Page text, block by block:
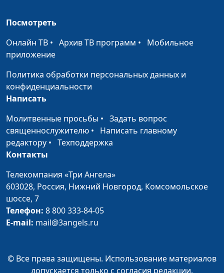
РФ
В чём заключается
общественная
значимость
«Национальной
начальствующий епископ
(пятидесятников), член
Общественной палаты РФ,
член Совета по
объединениями при
Президенте РФ
Какова роль
государства и
укреплении семейных
евангельской
Посмотреть
Онлайн ТВ • Архив ТВ программ • Мобильное
приложение
Политика обработки персональных данных и
конфиденциальности
Написать
Молитвенные просьбы • Задать вопрос
священнослужителю • Написать главному
редактору • Техподдержка
Контакты
Телекомпания «Три Ангела»
603028, Россия, Нижний Новгород, Комсомольское
шоссе, 7
Телефон: 8 800 333-84-05
E-mail: mail@3angels.ru
© Все права защищены. Использование материалов
допускается только с согласия редакции.